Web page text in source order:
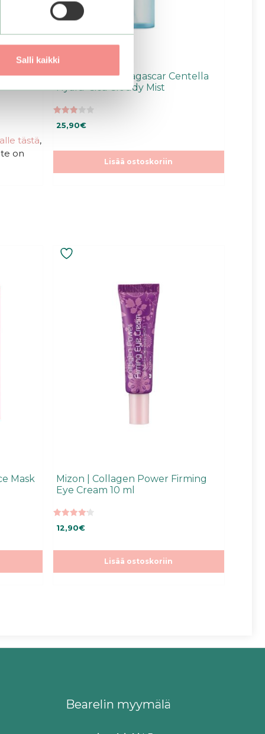
Salli kaikki
tästä,
on
SKIN1004 | Madagascar Centella
Hyalu-Cica Cloudy Mist
3.00
5:stä
25,90€
Lisää ostoskoriin
Mask
Mizon | Collagen Power Firming
Eye Cream 10 ml
5:stä
12,90€
Lisää ostoskoriin
Bearelin myymälä